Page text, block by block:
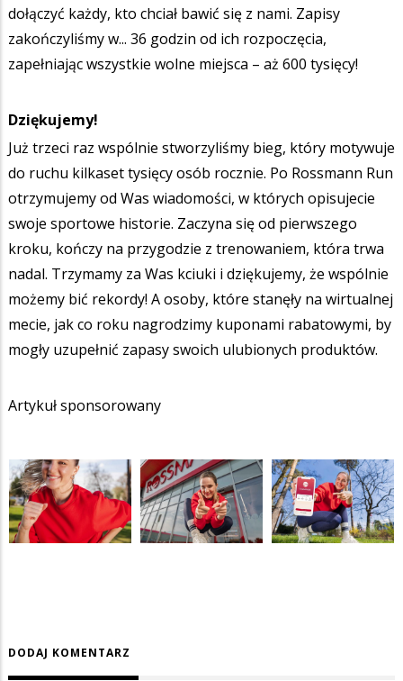
dołączyć każdy, kto chciał bawić się z nami. Zapisy
zakończyliśmy w... 36 godzin od ich rozpoczęcia,
zapełniając wszystkie wolne miejsca – aż 600 tysięcy!
Dziękujemy!
Już trzeci raz wspólnie stworzyliśmy bieg, który motywuje
do ruchu kilkaset tysięcy osób rocznie. Po Rossmann Run
otrzymujemy od Was wiadomości, w których opisujecie
swoje sportowe historie. Zaczyna się od pierwszego
kroku, kończy na przygodzie z trenowaniem, która trwa
nadal. Trzymamy za Was kciuki i dziękujemy, że wspólnie
możemy bić rekordy! A osoby, które stanęły na wirtualnej
mecie, jak co roku nagrodzimy kuponami rabatowymi, by
mogły uzupełnić zapasy swoich ulubionych produktów.
Artykuł sponsorowany
DODAJ KOMENTARZ